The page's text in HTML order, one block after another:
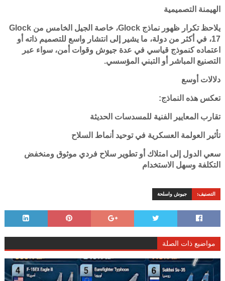
الهيمنة التصميمية
يلاحظ تكرار ظهور نماذج Glock، خاصة الجيل الخامس من Glock
17، في أكثر من دولة، ما يشير إلى انتشار واسع للتصميم ذاته أو
اعتماده كنموذج قياسي في عدة جيوش وقوات أمن، سواء عبر
التصنيع المباشر أو التبني المؤسسي.
دلالات أوسع
تعكس هذه النماذج:
تقارب المعايير الفنية للمسدسات الحديثة
تأثير العولمة العسكرية في توحيد أنماط السلاح
سعي الدول إلى امتلاك أو تطوير سلاح فردي موثوق ومنخفض
التكلفة وسهل الاستخدام
التصنيف: جيوش واسلحة
مواضيع ذات الصلة